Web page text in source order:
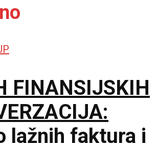
FINANSIJSKIH
lažnih faktura i